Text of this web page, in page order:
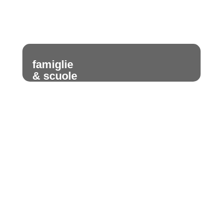
famiglie
& scuole